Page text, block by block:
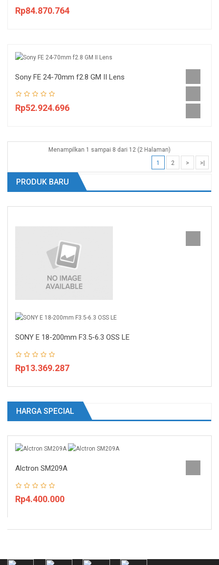
Rp84.870.764
Sony FE 24-70mm f2.8 GM II Lens
Rp52.924.696
Menampilkan 1 sampai 8 dari 12 (2 Halaman)
1
2 > >|
PRODUK BARU
SONY E 18-200mm F3.5-6.3 OSS LE
Rp13.369.287
HARGA SPECIAL
Alctron SM209A
Rp4.400.000